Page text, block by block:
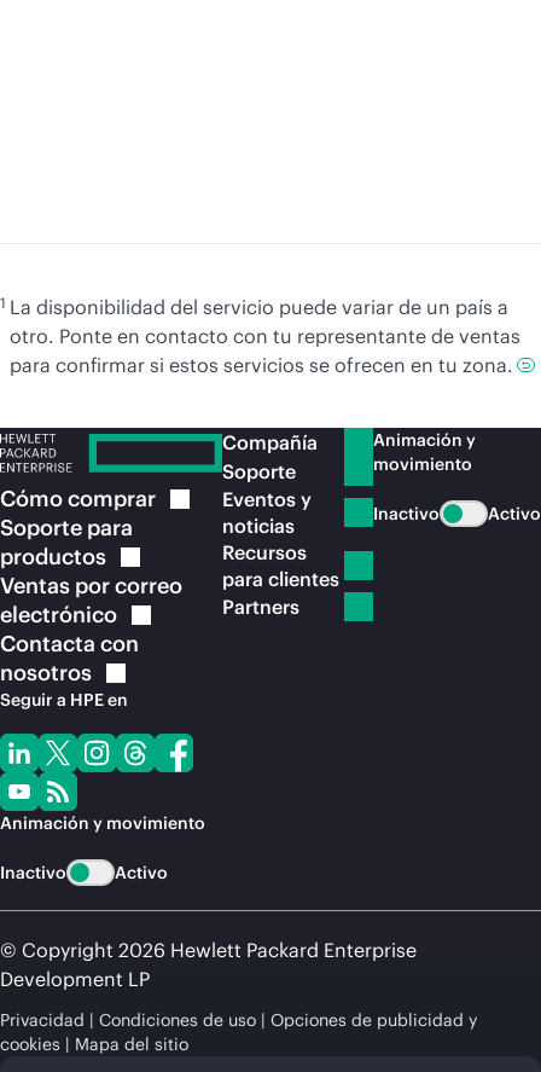
1 La disponibilidad del servicio puede variar de un país a
otro. Ponte en contacto con tu representante de ventas
para confirmar si estos servicios se ofrecen en tu zona.
Cómocomprar
Soporte para
productos
Ventas por correo
electrónico
Contacta con
nosotros
Seguir a HPE en
Animación y movimiento
Inactivo Activo
Compañía
Soporte
Eventos y
noticias
Recursos
para clientes
Partners
Animación y
movimiento
Inactivo Activo
© Copyright 2026 Hewlett Packard Enterprise
Development LP
Privacidad Condiciones de uso
Opciones de publicidad y
cookies
Mapa del sitio